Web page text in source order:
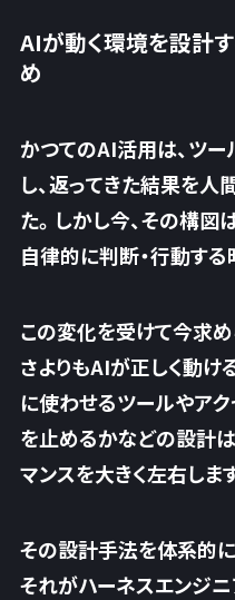
AIが動く環境を設計
め
かつてのAI活用は、ツ
し、返ってきた結果を
た。しかし今、その構図
自律的に判断・行動する
この変化を受けて今求
さよりもAIが正しく動
に使わせるツールやア
を止めるかなどの設計
マンスを大きく左右しま
その設計手法を体系的
それがハーネスエンジ